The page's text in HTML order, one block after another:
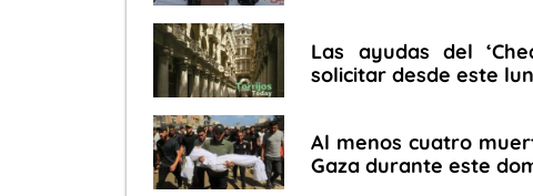
Las ayudas del
solicitar desde este
Al menos cuatro
Gaza durante este